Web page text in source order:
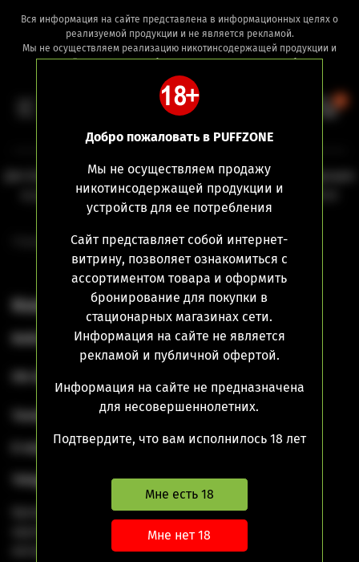
Вся информация на сайте представлена в информационных целях о
реализуемой продукции и не является рекламой.
Мы не осуществляем реализацию никотинсодержащей продукции и
устройств для ее потребления дистанционным способом.
Дистанционная продажа никотинсодержащей продукции
и устройств для ее потребления не осуществляется
Контакты
Контакты
Вейп-шоп «PuffZone»
Телефон для заявок: +7 903 792-79-25
E-mail:pzvsgorb@gmail.com
t.me/puffzonevapeshop
Бронирование товаров на сайте осуществляется
круглосуточно, по телефону с понедельника по
воскресенье с 10:00 до 21:00.
Добро пожаловать в PUFFZONE
Мы не осуществляем продажу
никотинсодержащей продукции и
устройств для ее потребления
Сайт представляет собой интернет-
витрину, позволяет ознакомиться с
ассортиментом товара и оформить
бронирование для покупки в
стационарных магазинах сети.
Информация на сайте не является
рекламой и публичной офертой.
Информация на сайте не предназначена
для несовершеннолетних.
Подтвердите, что вам исполнилось 18 лет
Мне есть 18
Мне нет 18